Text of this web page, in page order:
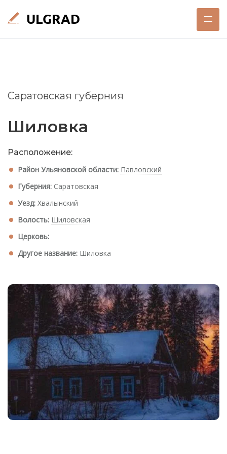
Саратовская губерния
Шиловка
Расположение:
Район Ульяновской области: Павловский
Губерния: Саратовская
Уезд: Хвалынский
Волость: Шиловская
Церковь:
Другое название: Шиловка